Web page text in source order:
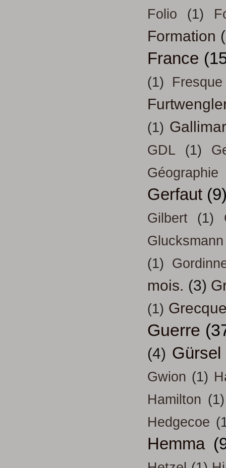
Folio
(1)
Formation
France
(1) Fresque
(1)
GDL (1)
Géographie
Gerfaut
Gilbert (1)
Glucksmann
(1)
mois. (3)
(1)
Guerre
(4) Gürsel
Gwion (1)
Hamilton (1)
Hedgecoe
Hemma